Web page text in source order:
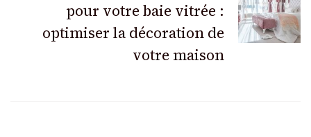
pour votre baie vitrée :
optimiser la décoration de
votre maison